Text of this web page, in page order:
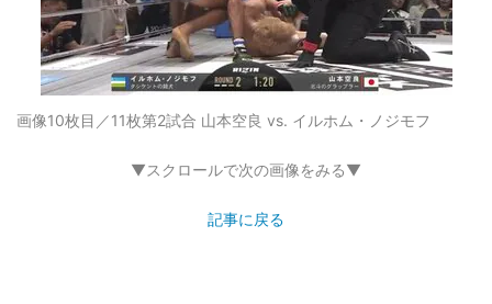
画像10枚目／11枚第2試合 山本空良 vs. イルホム・ノジモフ
▼スクロールで次の画像をみる▼
記事に戻る